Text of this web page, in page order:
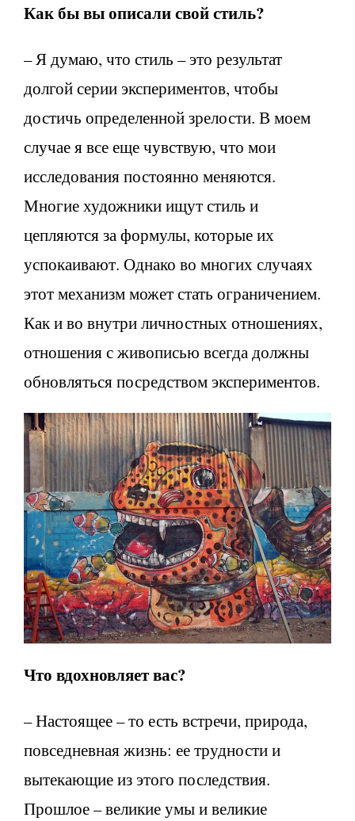
Как бы вы описали свой стиль?
– Я думаю, что стиль – это результат
долгой серии экспериментов, чтобы
достичь определенной зрелости. В моем
случае я все еще чувствую, что мои
исследования постоянно меняются.
Многие художники ищут стиль и
цепляются за формулы, которые их
успокаивают. Однако во многих случаях
этот механизм может стать ограничением.
Как и во внутри личностных отношениях,
отношения с живописью всегда должны
обновляться посредством экспериментов.
Что вдохновляет вас?
– Настоящее – то есть встречи, природа,
повседневная жизнь: ее трудности и
вытекающие из этого последствия.
Прошлое – великие умы и великие